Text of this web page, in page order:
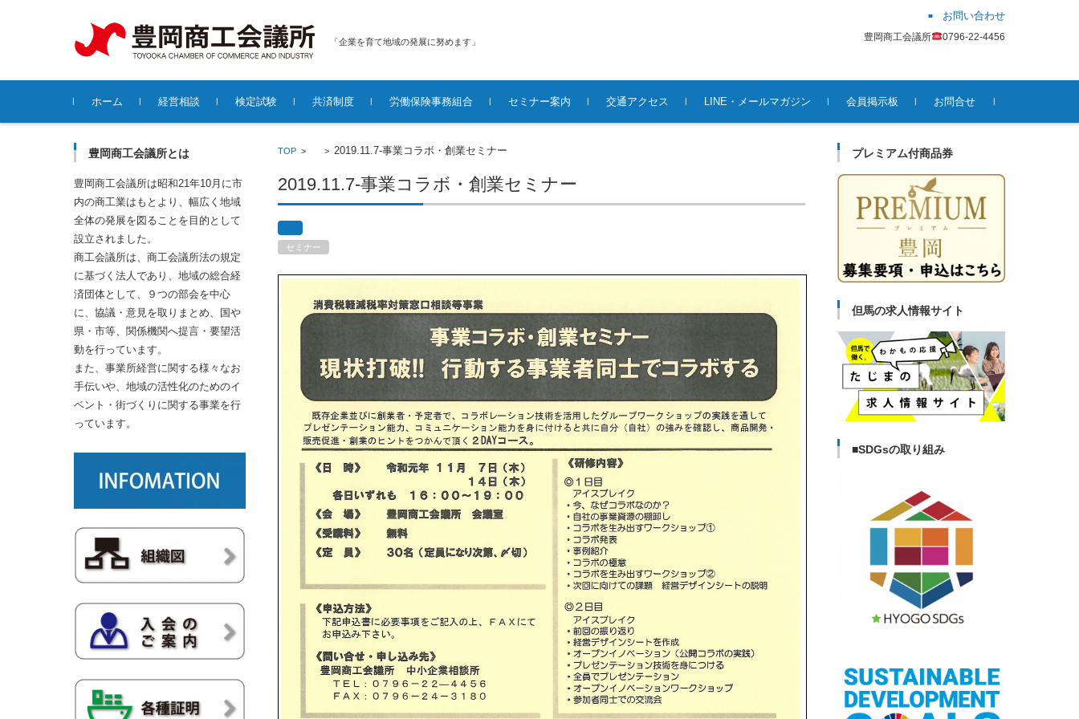
「企業を育て地域の発展に努めます」
お問い合わせ
豊岡商工会議所 0796-22-4456
コンテンツに移動
ホーム
経営相談 検定試験 共済制度 労働保険事務組合 セミナー案内 交通アクセス LINE・メールマガジン 会員掲示板 お問合せ
TOP > > 2019.11.7-事業コラボ・創業セミナー
2019.11.7-事業コラボ・創業セミナー
セミナー
豊岡商工会議所とは
豊岡商工会議所は昭和21年10月に市
内の商工業はもとより、幅広く地域
全体の発展を図ることを目的として
設立されました。
商工会議所は、商工会議所法の規定
に基づく法人であり、地域の総合経
済団体として、９つの部会を中心
に、協議・意見を取りまとめ、国や
県・市等、関係機関へ提言・要望活
動を行っています。
また、事業所経営に関する様々なお
手伝いや、地域の活性化のためのイ
ベント・街づくりに関する事業を行
っています。
プレミアム付商品券
但馬の求人情報サイト
■SDGsの取り組み